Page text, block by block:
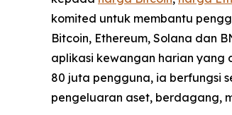
komited untuk membantu
Bitcoin, Ethereum, Solana dan
aplikasi kewangan harian yang
80 juta pengguna, ia berfungsi
pengeluaran aset, berdagang,